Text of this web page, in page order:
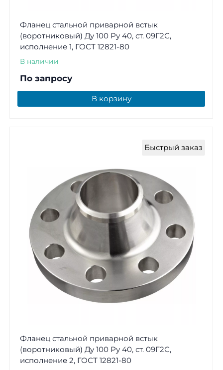
Фланец стальной приварной встык
(воротниковый) Ду 100 Ру 40, ст. 09Г2С,
исполнение 1, ГОСТ 12821-80
В наличии
По запросу
В корзину
Быстрый заказ
Фланец стальной приварной встык
(воротниковый) Ду 100 Ру 40, ст. 09Г2С,
исполнение 2, ГОСТ 12821-80